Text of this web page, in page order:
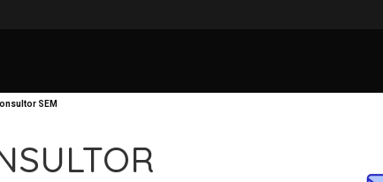
SEM